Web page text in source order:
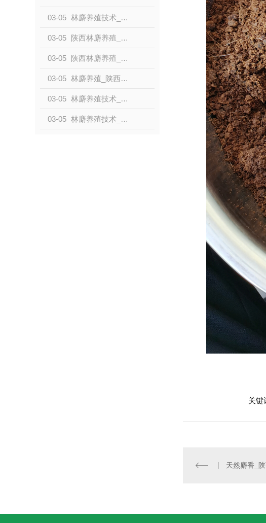
03-05 林麝养殖技术_凤县林麝养殖
03-05 陕西林麝养殖_麝香多少钱一克？
03-05 陕西林麝养殖_凤县林麝养殖
03-05 林麝养殖_陕西林麝养殖
03-05 林麝养殖技术_陕西林麝养殖
03-05 林麝养殖技术_哪里有林麝养殖
关键
天然麝香_